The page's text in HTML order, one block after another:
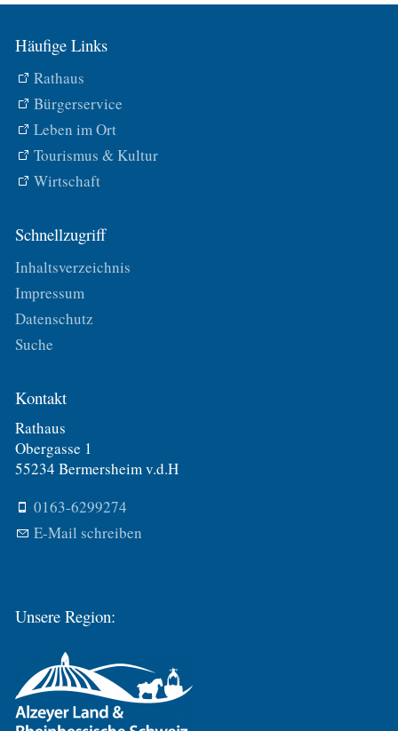
Häufige Links
Rathaus
Bürgerservice
Leben im Ort
Tourismus & Kultur
Wirtschaft
Schnellzugriff
Inhaltsverzeichnis
Impressum
Datenschutz
Suche
Kontakt
Rathaus
Obergasse 1
55234 Bermersheim v.d.H
0163-6299274
E-Mail schreiben
Unsere Region: